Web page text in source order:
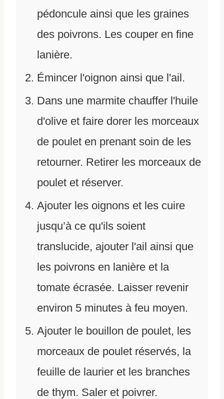
pédoncule ainsi que les graines
des poivrons. Les couper en fine
lanière.
Émincer l'oignon ainsi que l'ail.
Dans une marmite chauffer l'huile
d'olive et faire dorer les morceaux
de poulet en prenant soin de les
retourner. Retirer les morceaux de
poulet et réserver.
Ajouter les oignons et les cuire
jusqu’à ce qu'ils soient
translucide, ajouter l'ail ainsi que
les poivrons en lanière et la
tomate écrasée. Laisser revenir
environ 5 minutes à feu moyen.
Ajouter le bouillon de poulet, les
morceaux de poulet réservés, la
feuille de laurier et les branches
de thym. Saler et poivrer.